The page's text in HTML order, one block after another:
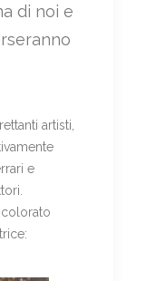
di noi e
artisti,
e